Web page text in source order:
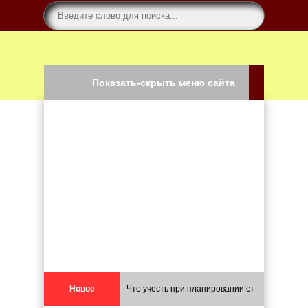
Показать-скрыть меню сайта
Новое Что учесть при планировании строительства